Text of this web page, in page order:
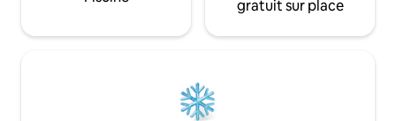
gratuit sur place